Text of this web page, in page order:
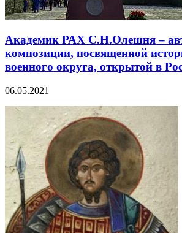
Академик РАХ С.Н.Олешня –
композиции, посвященной
военного округа, открытой в
06.05.2021